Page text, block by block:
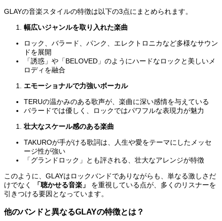
GLAYの音楽スタイルの特徴は以下の3点にまとめられます。
幅広いジャンルを取り入れた楽曲
ロック、バラード、パンク、エレクトロニカなど多様なサウン
ドを展開
「誘惑」や「BELOVED」のようにハードなロックと美しいメ
ロディを融合
エモーショナルで力強いボーカル
TERUの温かみのある歌声が、楽曲に深い感情を与えている
バラードでは優しく、ロックではパワフルな表現力が魅力
壮大なスケール感のある楽曲
TAKUROが手がける歌詞は、人生や愛をテーマにしたメッセ
ージ性が強い
「グランドロック」とも評される、壮大なアレンジが特徴
このように、GLAYはロックバンドでありながらも、単なる激しさだ
けでなく
「聴かせる音楽」
を重視している点が、多くのリスナーを
引きつける要因となっています。
他のバンドと異なるGLAYの特徴とは？